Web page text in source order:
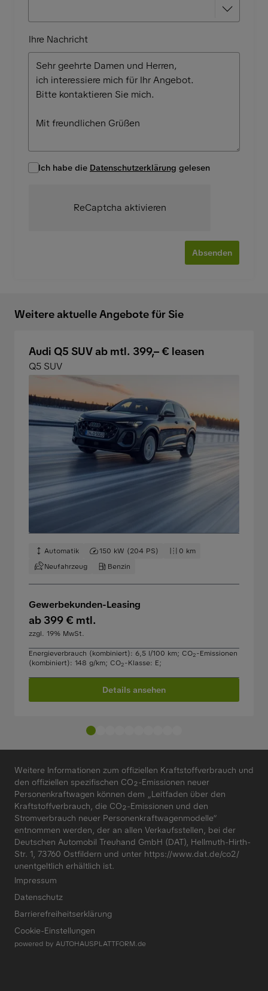
Ihre Nachricht
Ich habe die Datenschutzerklärung gelesen
ReCaptcha aktivieren
Absenden
Weitere aktuelle Angebote für Sie
Audi Q5 SUV ab mtl. 399,– € leasen
Q5 SUV
Automatik 150 kW (204 PS)
0 km
Neufahrzeug
Benzin
Gewerbekunden-Leasing
ab 399 € mtl.
zzgl. 19% MwSt.
Energieverbrauch (kombiniert): 6,5 l/100 km; CO2-Emissionen
(kombiniert): 148 g/km; CO2-Klasse: E;
Details ansehen
Impressum
Datenschutz
Barrierefreiheitserklärung
Cookie-Einstellungen
Weitere Informationen zum offiziellen Kraftstoffverbrauch und
den offiziellen spezifischen CO₂-Emissionen neuer
Personenkraftwagen können dem „Leitfaden über den
Kraftstoffverbrauch, die CO₂-Emissionen und den
Stromverbrauch neuer Personenkraftwagenmodelle“
entnommen werden, der an allen Verkaufsstellen, bei der
Deutschen Automobil Treuhand GmbH (DAT), Hellmuth-Hirth-
Str. 1, 73760 Ostfildern und unter https://www.dat.de/co2/
unentgeltlich erhältlich ist.
powered by AUTOHAUSPLATTFORM.de